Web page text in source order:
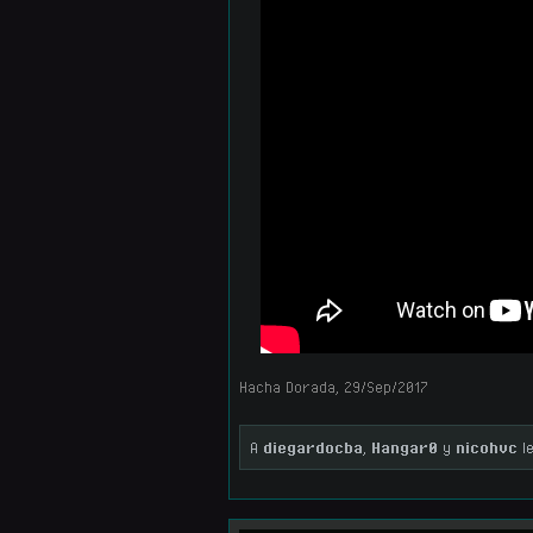
Hacha Dorada 29/Sep/2017
A diegardocba Hangar0 y nicohvc